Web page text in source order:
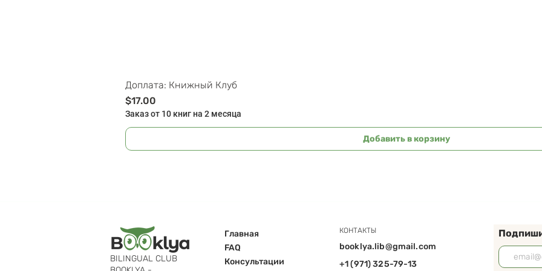
Доплата: Книжный Клуб
Цена
$17.00
Заказ от 10 книг на 2 месяца
Добавить в корзину
BILINGUAL CLUB
Главная
FAQ
Консультации
КОНТАКТЫ
booklya.lib@gmail.com
+1 (971) 325-79-13